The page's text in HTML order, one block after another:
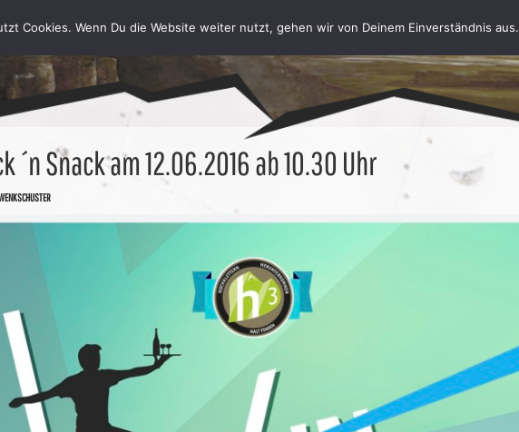
´n Snack am 12.06.2016 ab 10.30 Uhr
Cookies. Wenn Du die Website weiter nutzt, gehen wir von Deinem Einverständnis aus.